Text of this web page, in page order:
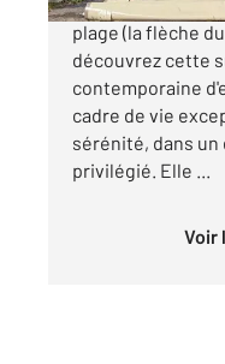
plage (la flèche
découvrez cette
contemporaine
cadre de vie
sérénité, dans
privilégié. Elle ...